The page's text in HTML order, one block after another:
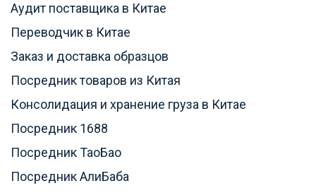
Аудит поставщика в Китае
Переводчик в Китае
Заказ и доставка образцов
Посредник товаров из Китая
Консолидация и хранение груза в Китае
Посредник 1688
Посредник ТаоБао
Посредник АлиБаба